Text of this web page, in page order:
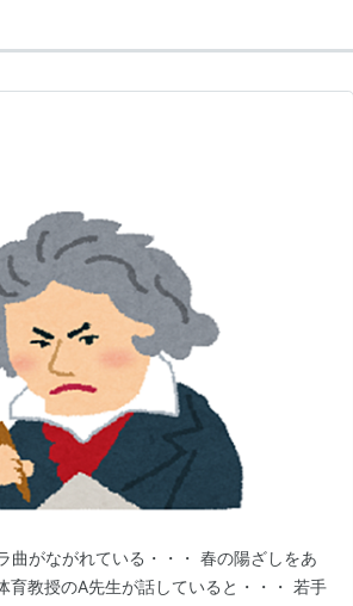
曲がながれている・・・ 春の陽ざしをあ
教授のA先生が話していると・・・ 若手